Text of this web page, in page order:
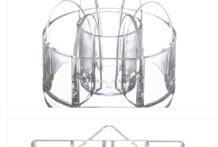
CO-416 圓型多功能收納座